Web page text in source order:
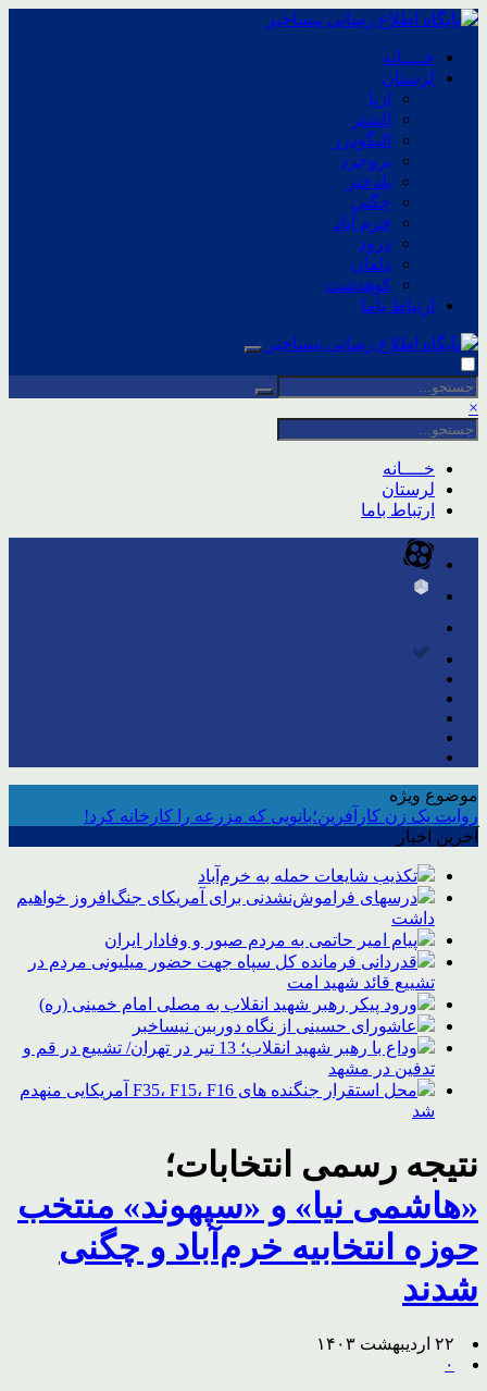
خــــانه
لرستان
ازنا
الشتر
الیگودرز
بروجرد
پلدختر
چگنی
خرم آباد
درود
دلفان
کوهدشت
ارتباط باما
×
خــــانه
لرستان
ارتباط باما
موضوع ویژه
روایت یک زن کارآفرین؛بانویی که مزرعه را کارخانه کرد!
آخرین اخبار
تکذیب شایعات حمله به خرم‌آباد
درسهای فراموش‌نشدنی برای آمریکای جنگ‌افروز خواهیم
داشت
پیام امیر حاتمی به مردم صبور و وفادار ایران
قدردانی فرمانده کل سپاه جهت حضور میلیونی مردم در
تشییع قائد شهید امت
ورود پیکر رهبر شهید انقلاب به مصلی امام خمینی (ره)
عاشورای حسینی از نگاه دوربین نیساخبر
وداع با رهبر شهید انقلاب؛ 13 تیر در تهران/ تشییع در قم و
تدفین در مشهد
محل استقرار جنگنده های F35، F15، F16 آمریکایی منهدم
شد
نتیجه رسمی انتخابات؛
«هاشمی نیا» و «سپهوند» منتخب
حوزه انتخابیه خرم‌آباد و چگنی
شدند
۲۲ اردیبهشت ۱۴۰۳
۰